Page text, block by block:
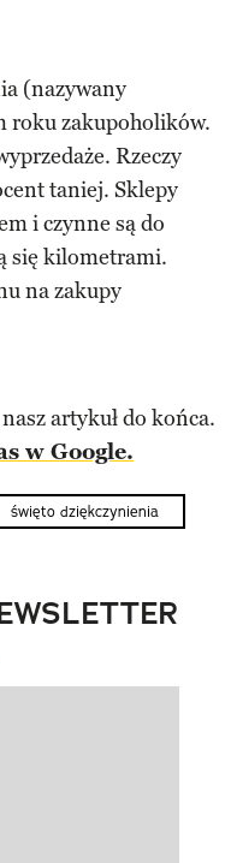
(nazywany
roku zakupoholików.
Rzeczy
taniej. Sklepy
i czynne są do
się kilometrami.
na zakupy
artykuł do końca.
w Google.
święto dziękczynienia